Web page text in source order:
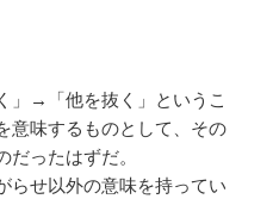
」→「他を抜く」というこ
意味するものとして、その
ったはずだ。
らせ以外の意味を持ってい